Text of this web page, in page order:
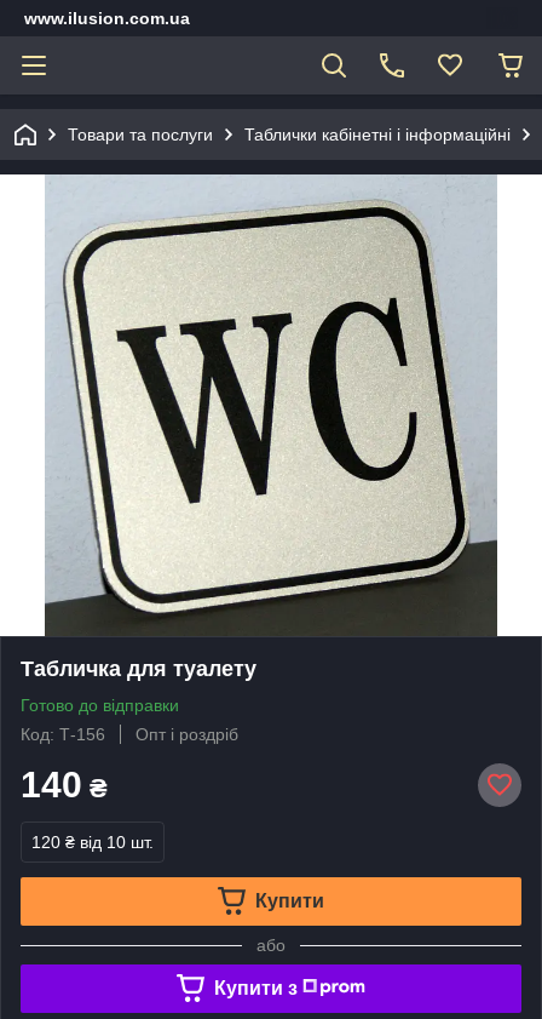
www.ilusion.com.ua
Товари та послуги Таблички кабінетні і інформаційні
Табличка для туалету
Готово до відправки
Код: Т-156
Опт і роздріб
140 ₴
120 ₴ від 10 шт.
Купити
або
Купити з